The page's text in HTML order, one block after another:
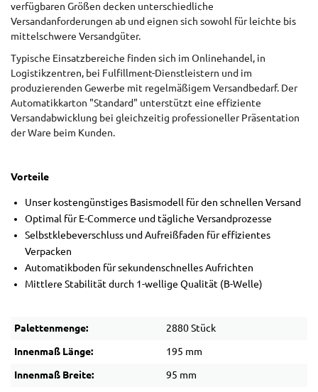
verfügbaren Größen decken unterschiedliche
Versandanforderungen ab und eignen sich sowohl für leichte bis
mittelschwere Versandgüter.
Typische Einsatzbereiche finden sich im Onlinehandel, in
Logistikzentren, bei Fulfillment-Dienstleistern und im
produzierenden Gewerbe mit regelmäßigem Versandbedarf. Der
Automatikkarton "Standard" unterstützt eine effiziente
Versandabwicklung bei gleichzeitig professioneller Präsentation
der Ware beim Kunden.
Vorteile
Unser kostengünstiges Basismodell für den schnellen Versand
Optimal für E-Commerce und tägliche Versandprozesse
Selbstklebeverschluss und Aufreißfaden für effizientes
Verpacken
Automatikboden für sekundenschnelles Aufrichten
Mittlere Stabilität durch 1-wellige Qualität (B-Welle)
Palettenmenge: 2880 Stück
Innenmaß Länge: 195 mm
Innenmaß Breite: 95 mm